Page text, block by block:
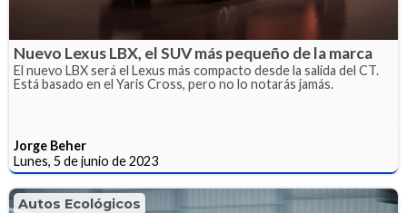
Nuevo Lexus LBX, el SUV más pequeño de la marca
El nuevo LBX será el Lexus más compacto desde la salida del CT.
Está basado en el Yaris Cross, pero no lo notarás jamás.
Jorge Beher
Lunes, 5 de junio de 2023
Autos Ecológicos